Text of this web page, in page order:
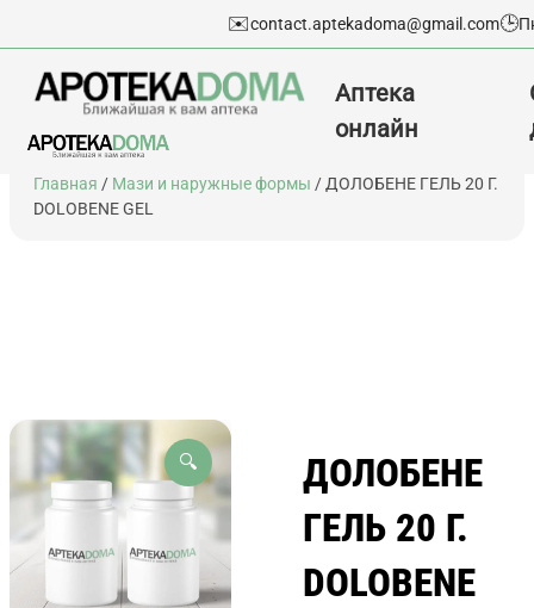
Перейти
содержимому
✉️contact.aptekadoma@gmail.com🕒
Аптека
онлайн
Главная / Мази и наружные формы / ДОЛОБЕНЕ ГЕЛЬ 20 Г.
DOLOBENE GEL
🔍
ДОЛОБЕНЕ
ГЕЛЬ 20 Г.
DOLOBENE